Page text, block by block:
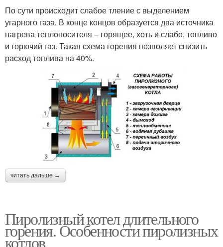
По сути происходит слабое тление с выделением
угарного газа. В конце концов образуется два источника
нагрева теплоносителя – горящее, хоть и слабо, топливо
и горючий газ. Такая схема горения позволяет снизить
расход топлива на 40%.
читать дальше →
Пиролизный котел длительного
горения. Особенности пиролизных
котлов